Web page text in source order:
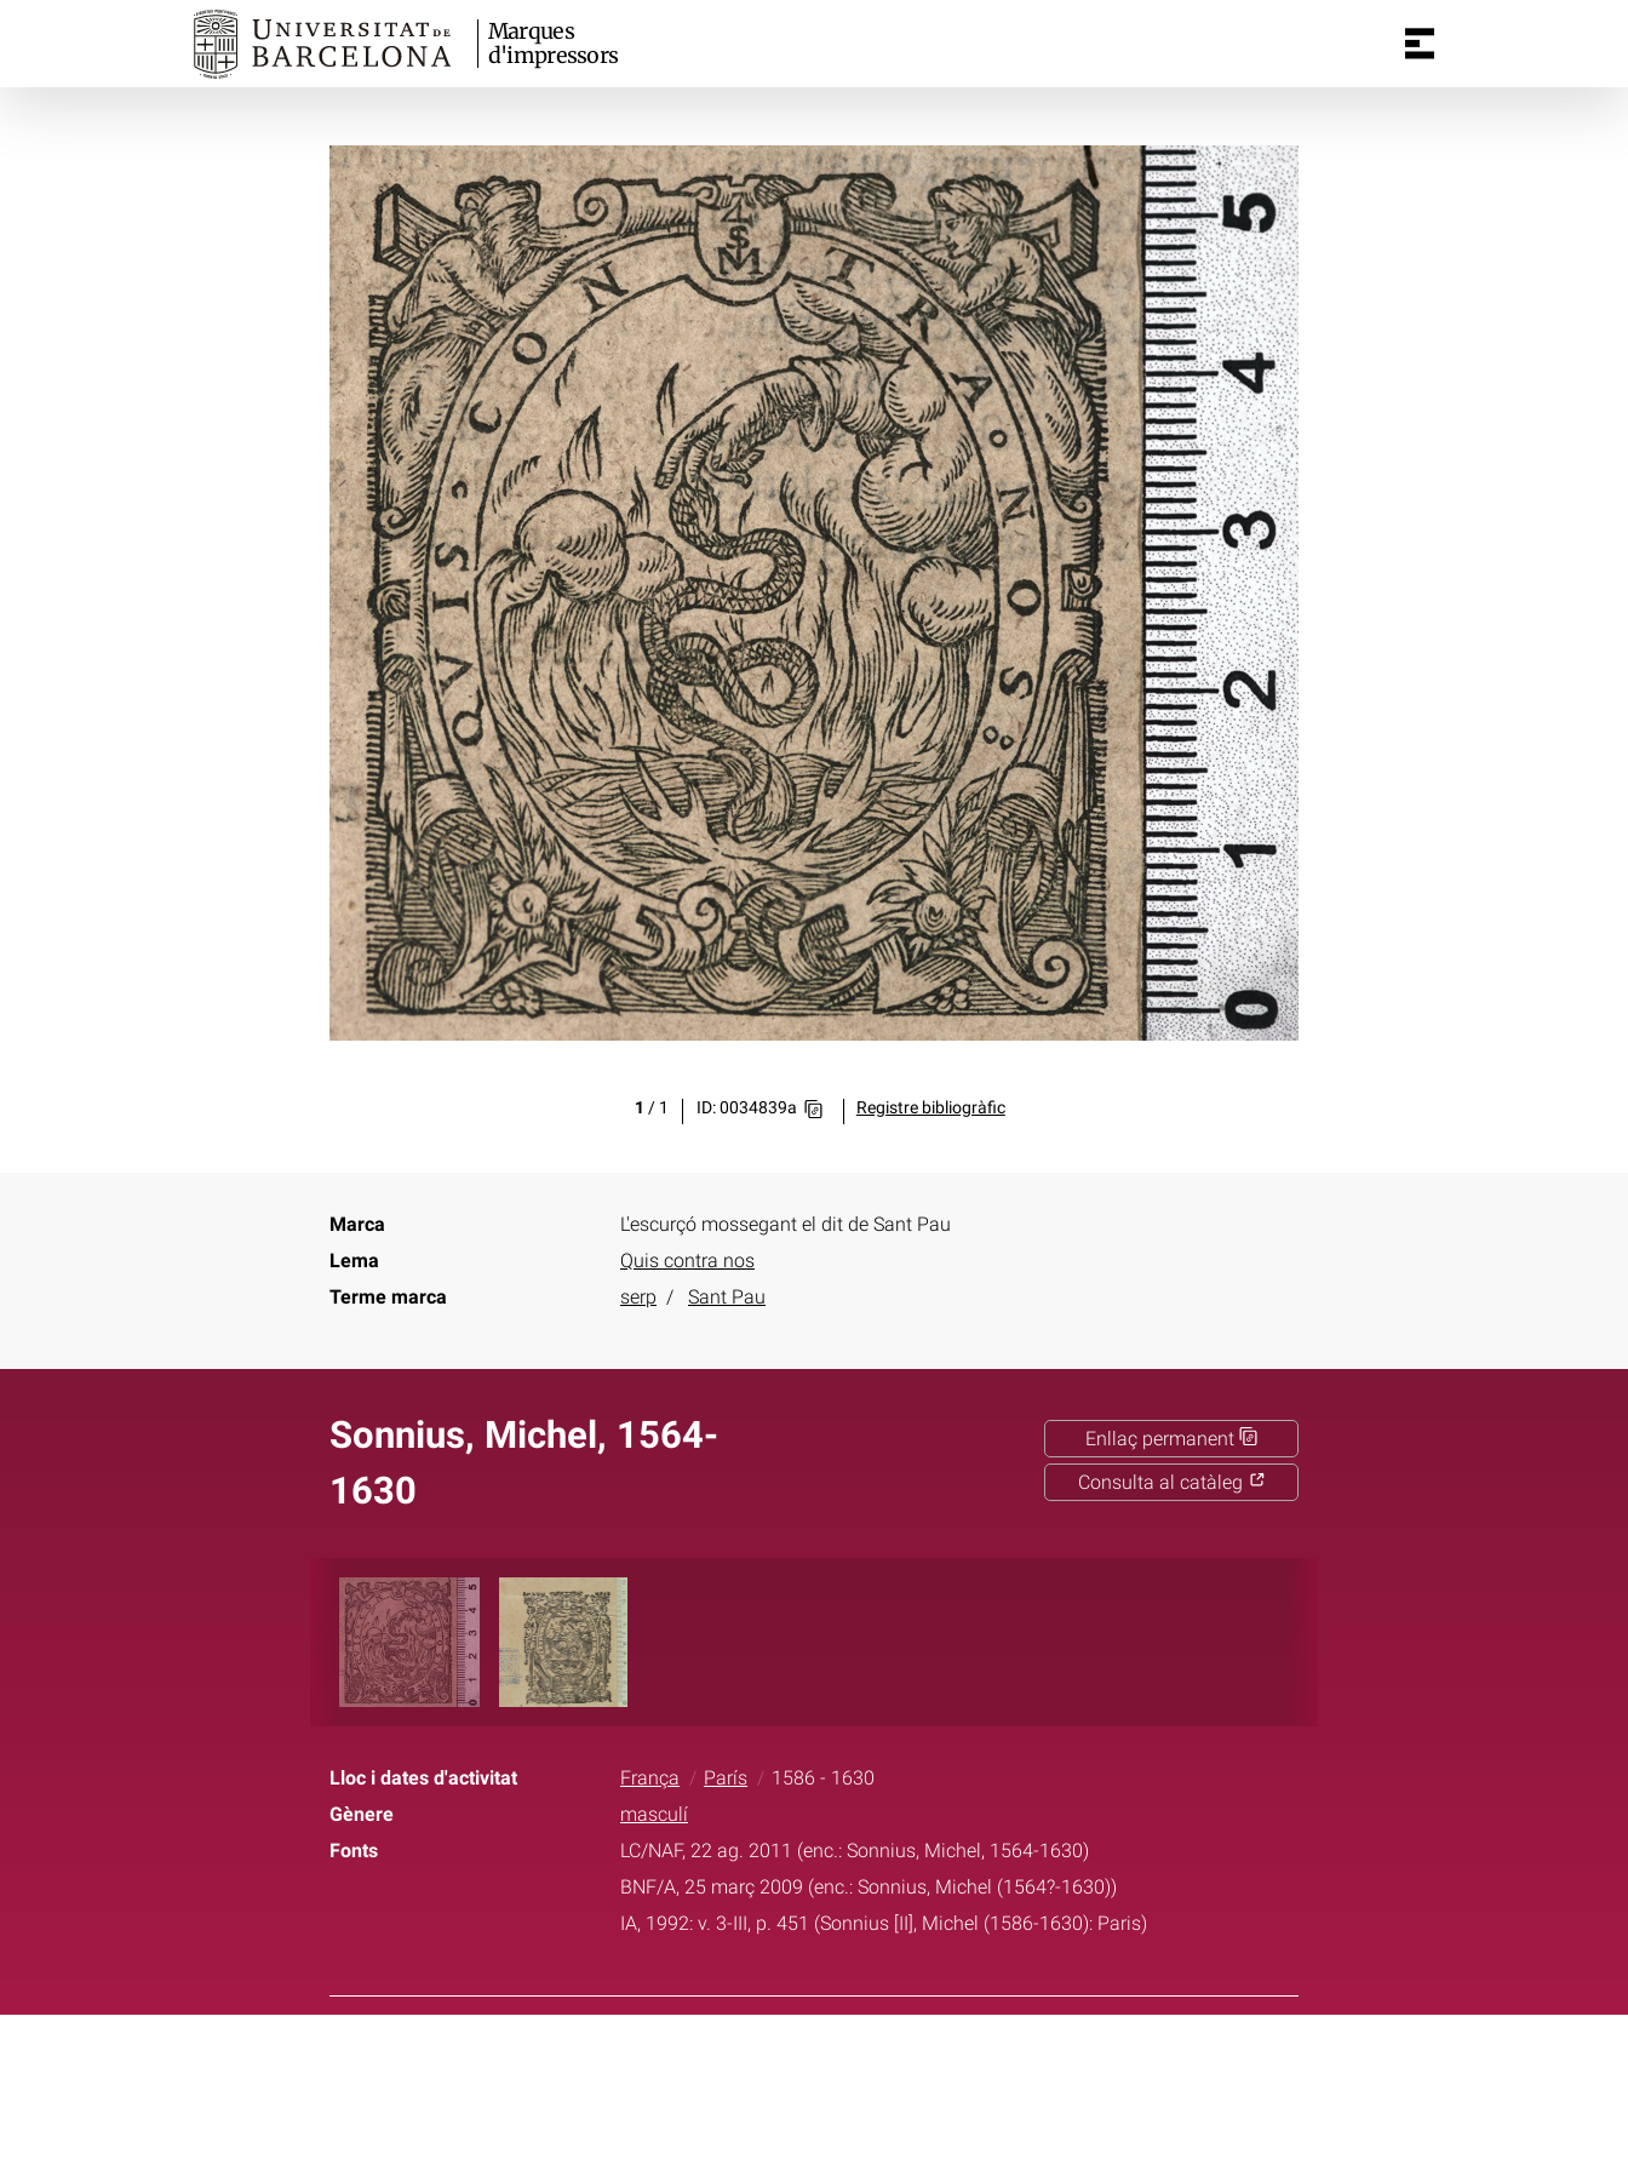
Marques
d'impressors
1 / 1 ID: 0034839a Registre bibliogràfic
Marca
L'escurçó mossegant el dit de Sant Pau
Lema
Quis contra nos
Terme marca
serp Sant Pau
Sonnius, Michel, 1564-
1630
Enllaç permanent
Consulta al catàleg
Lloc i dates d'activitat França París
1586 - 1630
Gènere
masculí
Fonts
LC/NAF, 22 ag. 2011 (enc.: Sonnius, Michel, 1564-1630)
BNF/A, 25 març 2009 (enc.: Sonnius, Michel (1564?-1630))
IA, 1992: v. 3-III, p. 451 (Sonnius [II], Michel (1586-1630): Paris)